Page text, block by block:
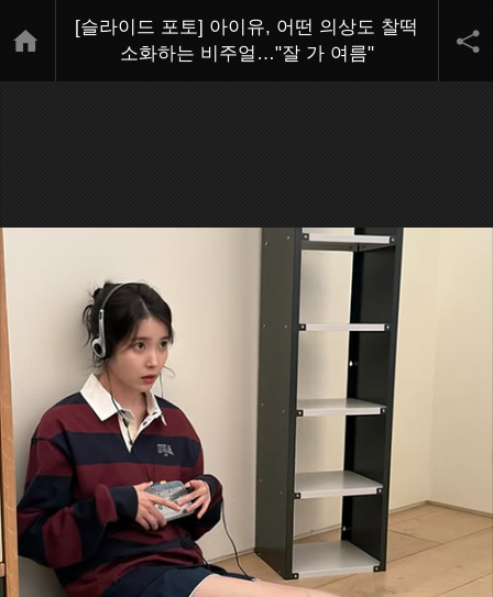
[슬라이드 포토] 아이유, 어떤 의상도 찰떡
소화하는 비주얼…"잘 가 여름"